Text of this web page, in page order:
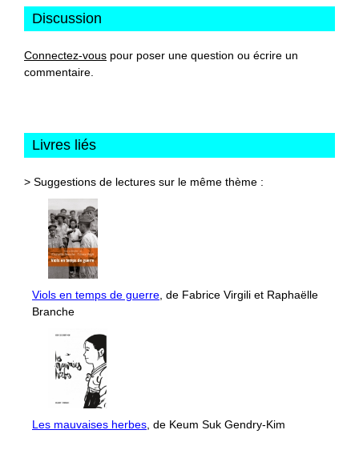
Discussion
Connectez-vous pour poser une question ou écrire un
commentaire.
Livres liés
> Suggestions de lectures sur le même thème :
Viols en temps de guerre, de Fabrice Virgili et Raphaëlle
Branche
Les mauvaises herbes, de Keum Suk Gendry-Kim